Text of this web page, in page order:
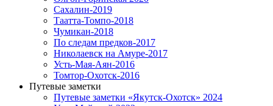
Сахалин-2019
Таатта-Томпо-2018
Чумикан-2018
По следам предков-2017
Николаевск на Амуре-2017
Усть-Мая-Аян-2016
Томтор-Охотск-2016
Путевые заметки
Путевые заметки «Якутск-Охотск» 2024